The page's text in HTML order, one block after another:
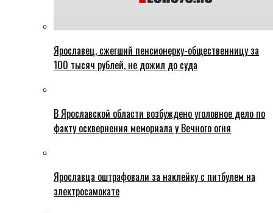
Ярославец, сжегший пенсионерку-общественницу за
100 тысяч рублей, не дожил до суда
В Ярославской области возбуждено уголовное дело по
факту осквернения мемориала у Вечного огня
Ярославца оштрафовали за наклейку с питбулем на
электросамокате